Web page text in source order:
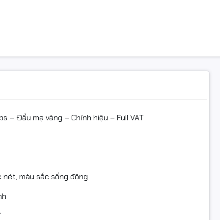
– Đầu mạ vàng – Chính hiệu – Full VAT
nét, màu sắc sống động
VEGGIEG – Full hộp – Đủ VAT – Plug & Play
H109 (5m) là dây HDMI chuẩn 2.0, đáp ứng băng thông
cùng âm thanh trung thực. Lõi dẫn chất lượng, chống nhiễu